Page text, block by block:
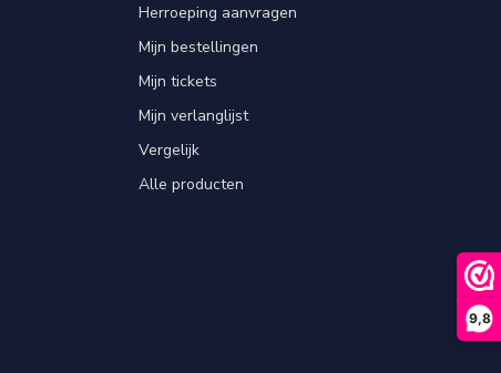
9,8
Herroeping aanvragen
Mijn bestellingen
Mijn tickets
Mijn verlanglijst
Vergelijk
Alle producten